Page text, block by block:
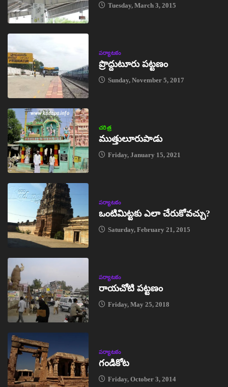
Tuesday, March 3, 2015
పర్యాటకం
ప్రొద్దుటూరు పట్టణం
Sunday, November 5, 2017
చరిత్ర
ముత్తులూరుపాడు
Friday, January 15, 2021
పర్యాటకం
ఒంటిమిట్టకు ఎలా చేరుకోవచ్చు?
Saturday, February 21, 2015
పర్యాటకం
రాయచోటి పట్టణం
Friday, May 25, 2018
పర్యాటకం
గండికోట
Friday, October 3, 2014